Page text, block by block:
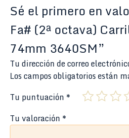
Sé el primero en
Fa# (2ª octava)
74mm 3640SM”
Tu dirección de correo
Los campos obligatorios están
Tu puntuación *
Tu valoración *